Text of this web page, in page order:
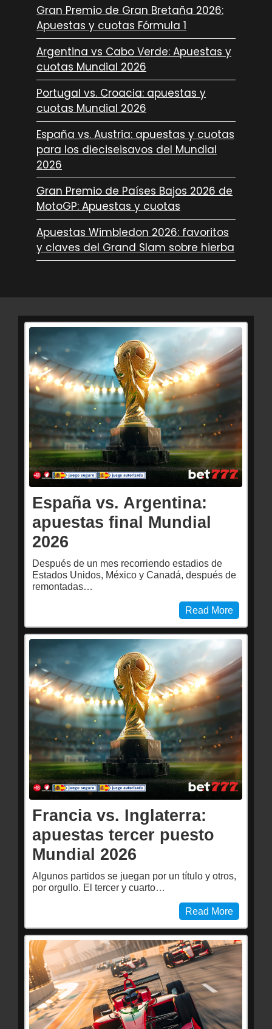
Gran Premio de Gran Bretaña 2026:
Apuestas y cuotas Fórmula 1
Argentina vs Cabo Verde: Apuestas y
cuotas Mundial 2026
Portugal vs. Croacia: apuestas y
cuotas Mundial 2026
España vs. Austria: apuestas y cuotas
para los dieciseisavos del Mundial
2026
Gran Premio de Países Bajos 2026 de
MotoGP: Apuestas y cuotas
Apuestas Wimbledon 2026: favoritos
y claves del Grand Slam sobre hierba
España vs. Argentina:
apuestas final Mundial
2026
Después de un mes recorriendo estadios de
Estados Unidos, México y Canadá, después de
remontadas…
Read More
Francia vs. Inglaterra:
apuestas tercer puesto
Mundial 2026
Algunos partidos se juegan por un título y otros,
por orgullo. El tercer y cuarto…
Read More